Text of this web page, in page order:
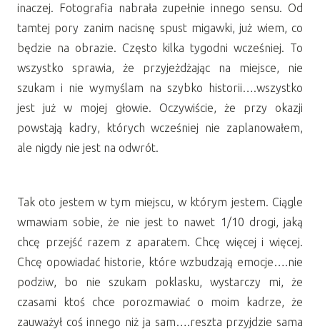
inaczej. Fotografia nabrała zupełnie innego sensu. Od
tamtej pory zanim nacisnę spust migawki, już wiem, co
będzie na obrazie. Często kilka tygodni wcześniej. To
wszystko sprawia, że przyjeżdżając na miejsce, nie
szukam i nie wymyślam na szybko historii….wszystko
jest już w mojej głowie. Oczywiście, że przy okazji
powstają kadry, których wcześniej nie zaplanowałem,
ale nigdy nie jest na odwrót.
Tak oto jestem w tym miejscu, w którym jestem. Ciągle
wmawiam sobie, że nie jest to nawet 1/10 drogi, jaką
chcę przejść razem z aparatem. Chcę więcej i więcej.
Chcę opowiadać historie, które wzbudzają emocje….nie
podziw, bo nie szukam poklasku, wystarczy mi, że
czasami ktoś chce porozmawiać o moim kadrze, że
zauważył coś innego niż ja sam….reszta przyjdzie sama